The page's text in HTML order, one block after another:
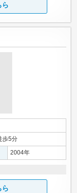
ら
歩5分
2004年
ら